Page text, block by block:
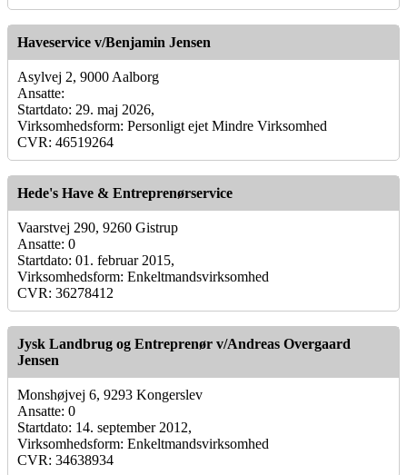
Haveservice v/Benjamin Jensen
Asylvej 2, 9000 Aalborg
Ansatte:
Startdato: 29. maj 2026,
Virksomhedsform: Personligt ejet Mindre Virksomhed
CVR: 46519264
Hede's Have & Entreprenørservice
Vaarstvej 290, 9260 Gistrup
Ansatte: 0
Startdato: 01. februar 2015,
Virksomhedsform: Enkeltmandsvirksomhed
CVR: 36278412
Jysk Landbrug og Entreprenør v/Andreas Overgaard
Jensen
Monshøjvej 6, 9293 Kongerslev
Ansatte: 0
Startdato: 14. september 2012,
Virksomhedsform: Enkeltmandsvirksomhed
CVR: 34638934